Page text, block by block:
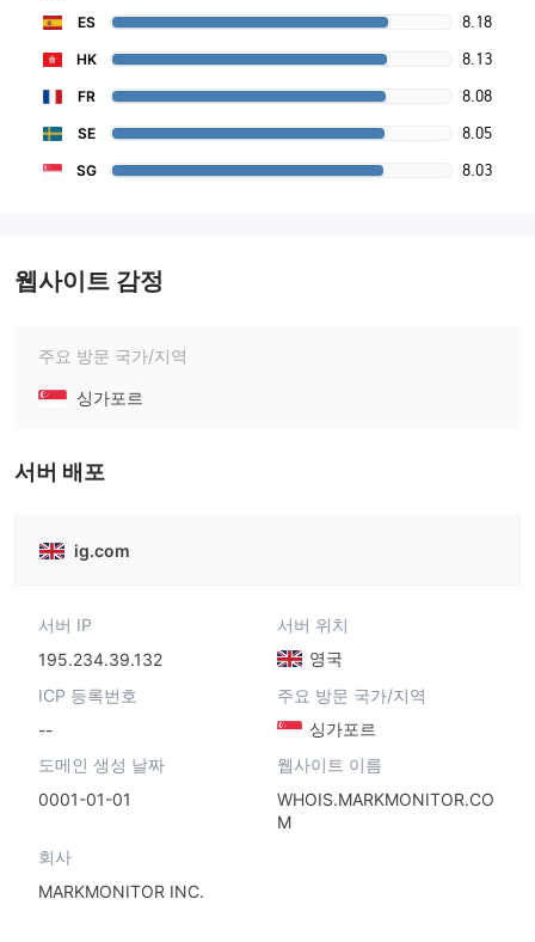
ES 8.18
HK 8.13
FR 8.08
SE 8.05
SG 8.03
웹사이트 감정
주요 방문 국가/지역
싱가포르
서버 배포
ig.com
서버 IP
195.234.39.132
서버 위치
영국
ICP 등록번호
--
주요 방문 국가/지역
싱가포르
도메인 생성 날짜
0001-01-01
웹사이트 이름
WHOIS.MARKMONITOR.CO
M
회사
MARKMONITOR INC.